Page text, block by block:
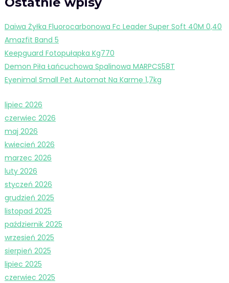
Daiwa Żyłka Fluorocarbonowa Fc Leader Super Soft 40M 0,40
Amazfit Band 5
Keepguard Fotopułapka Kg770
Demon Piła Łańcuchowa Spalinowa MARPCS58T
Eyenimal Small Pet Automat Na Karmę 1,7kg
lipiec 2026
czerwiec 2026
maj 2026
kwiecień 2026
marzec 2026
luty 2026
styczeń 2026
grudzień 2025
listopad 2025
październik 2025
wrzesień 2025
sierpień 2025
lipiec 2025
czerwiec 2025